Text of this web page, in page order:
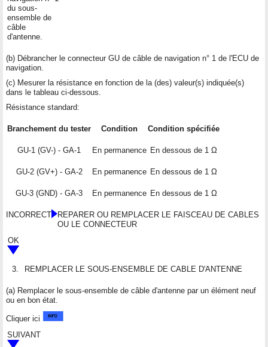
du sous-
ensemble de
câble
d'antenne.
(b) Débrancher le connecteur GU de câble de navigation n° 1 de l'ECU de
navigation.
(c) Mesurer la résistance en fonction de la (des) valeur(s) indiquée(s)
dans le tableau ci-dessous.
Résistance standard:
Branchement du tester Condition Condition spécifiée
GU-1 (GV-) - GA-1 En permanence En dessous de 1 Ω
GU-2 (GV+) - GA-2 En permanence En dessous de 1 Ω
GU-3 (GND) - GA-3 En permanence En dessous de 1 Ω
INCORRECT
REPARER OU REMPLACER LE FAISCEAU DE CABLES
OU LE CONNECTEUR
OK
3. REMPLACER LE SOUS-ENSEMBLE DE CABLE D'ANTENNE
(a) Remplacer le sous-ensemble de câble d'antenne par un élément neuf
ou en bon état.
Cliquer ici
SUIVANT